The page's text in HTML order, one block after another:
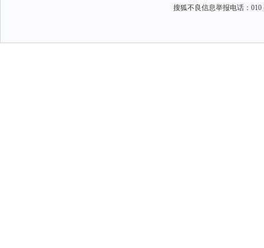
搜狐不良信息举报电话：010